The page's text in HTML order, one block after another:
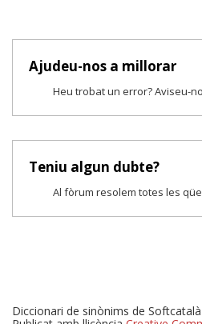
Ajudeu-nos a millorar
Heu trobat un error? Aviseu-
Teniu algun dubte?
Al fòrum resolem totes les
Diccionari de sinònims de